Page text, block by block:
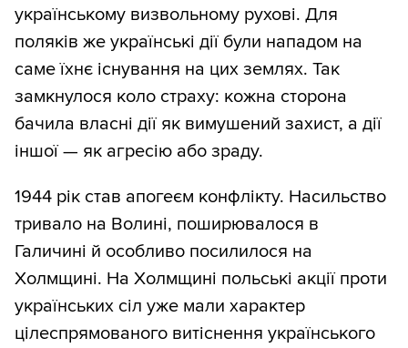
українському визвольному рухові. Для
поляків же українські дії були нападом на
саме їхнє існування на цих землях. Так
замкнулося коло страху: кожна сторона
бачила власні дії як вимушений захист, а дії
іншої — як агресію або зраду.
1944 рік став апогеєм конфлікту. Насильство
тривало на Волині, поширювалося в
Галичині й особливо посилилося на
Холмщині. На Холмщині польські акції проти
українських сіл уже мали характер
цілеспрямованого витіснення українського